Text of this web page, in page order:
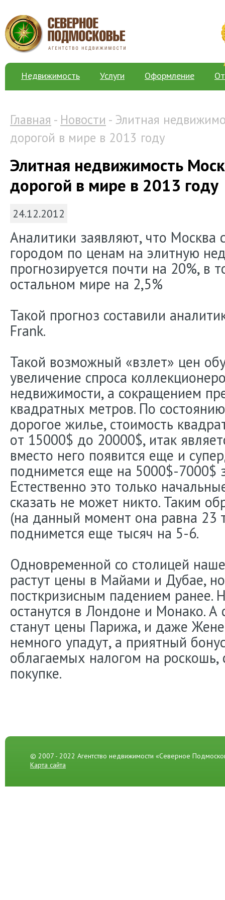
Недвижимость Услуги Оформление
Главная - Новости - Элитная
дорогой в мире в 2013 году
Элитная недвижимость
дорогой в мире в 2013 году
24.12.2012
Аналитики заявляют, что Москва
городом по ценам на элитную
прогнозируется почти на 20%, в
остальном мире на 2,5%
Такой прогноз составили
Frank.
Такой возможный «взлет» цен
увеличение спроса
недвижимости, а сокращением
квадратных метров. По
дорогое жилье, стоимость
от 15000$ до 20000$, итак
вместо него появится еще и
поднимется еще на 5000$-7000$
Естественно это только
сказать не может никто. Таким
(на данный момент она равна 23
поднимется еще тысяч на 5-6.
Одновременной со столицей
растут цены в Майами и Дубае,
посткризисным падением ранее.
останутся в Лондоне и Монако. А
станут цены Парижа, и даже
немного упадут, а приятный
облагаемых налогом на роскошь,
покупке.
© 2007 - 2022 Агентство недвижимости «Северное
Карта сайта